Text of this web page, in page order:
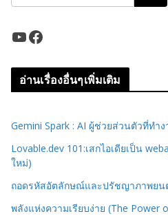
YouTube Facebook
อ่านเรื่องอื่นๆเพิ่มเติม
Gemini Spark : AI ผู้ช่วยส่วนตัวที่
Lovable.dev 101:เสกไอเดียเป็น
ใหม่)
ถอดรหัสอัตลักษณ์และปรัชญาภาพยน
พลังแห่งความเรียบง่าย (The Power